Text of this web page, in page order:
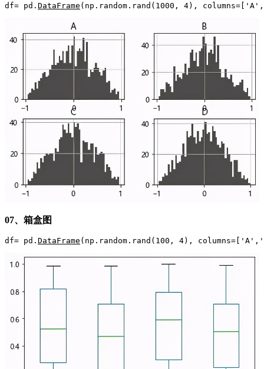
df= pd. DataFrame (np.random.rand(1000, 4),
07、箱盒图
df= pd. DataFrame (np.random.rand(100, 4),